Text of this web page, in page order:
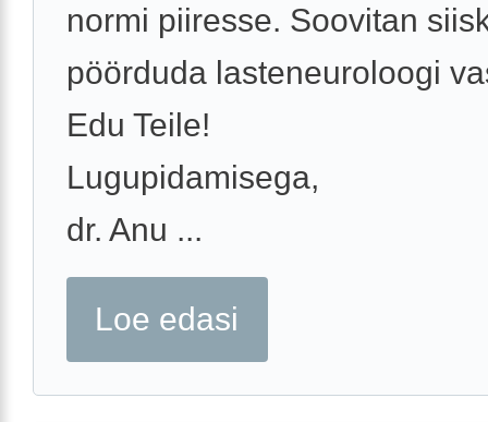
normi piiresse. Soovitan
pöörduda lasteneuroloogi
Edu Teile!
Lugupidamisega,
dr. Anu ...
Loe edasi